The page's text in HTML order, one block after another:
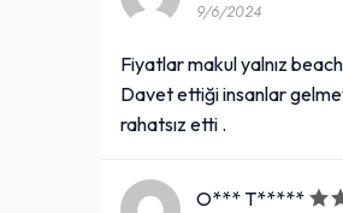
9/6/2024
Fiyatlar makul yalnız
Davet ettiği insanlar
rahatsız etti .
O*** T*****